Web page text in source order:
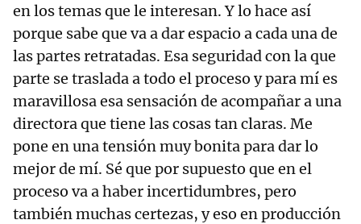
en los temas que le interesan. Y lo hace así
porque sabe que va a dar espacio a cada una de
las partes retratadas. Esa seguridad con la que
parte se traslada a todo el proceso y para mí es
maravillosa esa sensación de acompañar a una
directora que tiene las cosas tan claras. Me
pone en una tensión muy bonita para dar lo
mejor de mí. Sé que por supuesto que en el
proceso va a haber incertidumbres, pero
también muchas certezas, y eso en producción